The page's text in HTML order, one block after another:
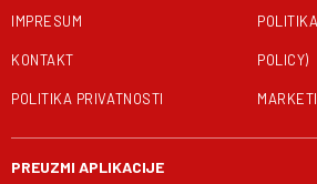
IMPRESUM
KONTAKT
POLITIKA PRIVATNOSTI
POLICY)
PREUZMI APLIKACIJE